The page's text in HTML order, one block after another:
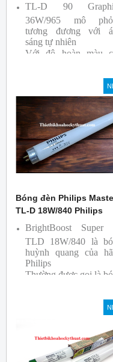
TL-D 90
36W/965 mô
tương đương với
sáng tự nhiên
Với độ hoàn màu
Sản phẩm được sản
bởi hãng Philips, xuất
Ba lan
Bóng đèn Philips
TL-D 18W/840 Philips
BrightBoost Super
TLD 18W/840 là
huỳnh quang của
Philips
Thường được gọi là
Bóng có độ hoàn
cao(Ra80) cùng